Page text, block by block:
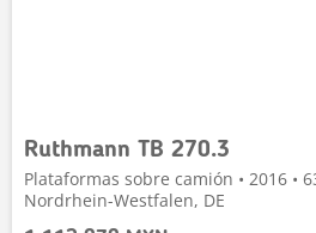
Ruthmann TB 270.3
Plataformas sobre camión • 2016 •
Nordrhein-Westfalen, DE